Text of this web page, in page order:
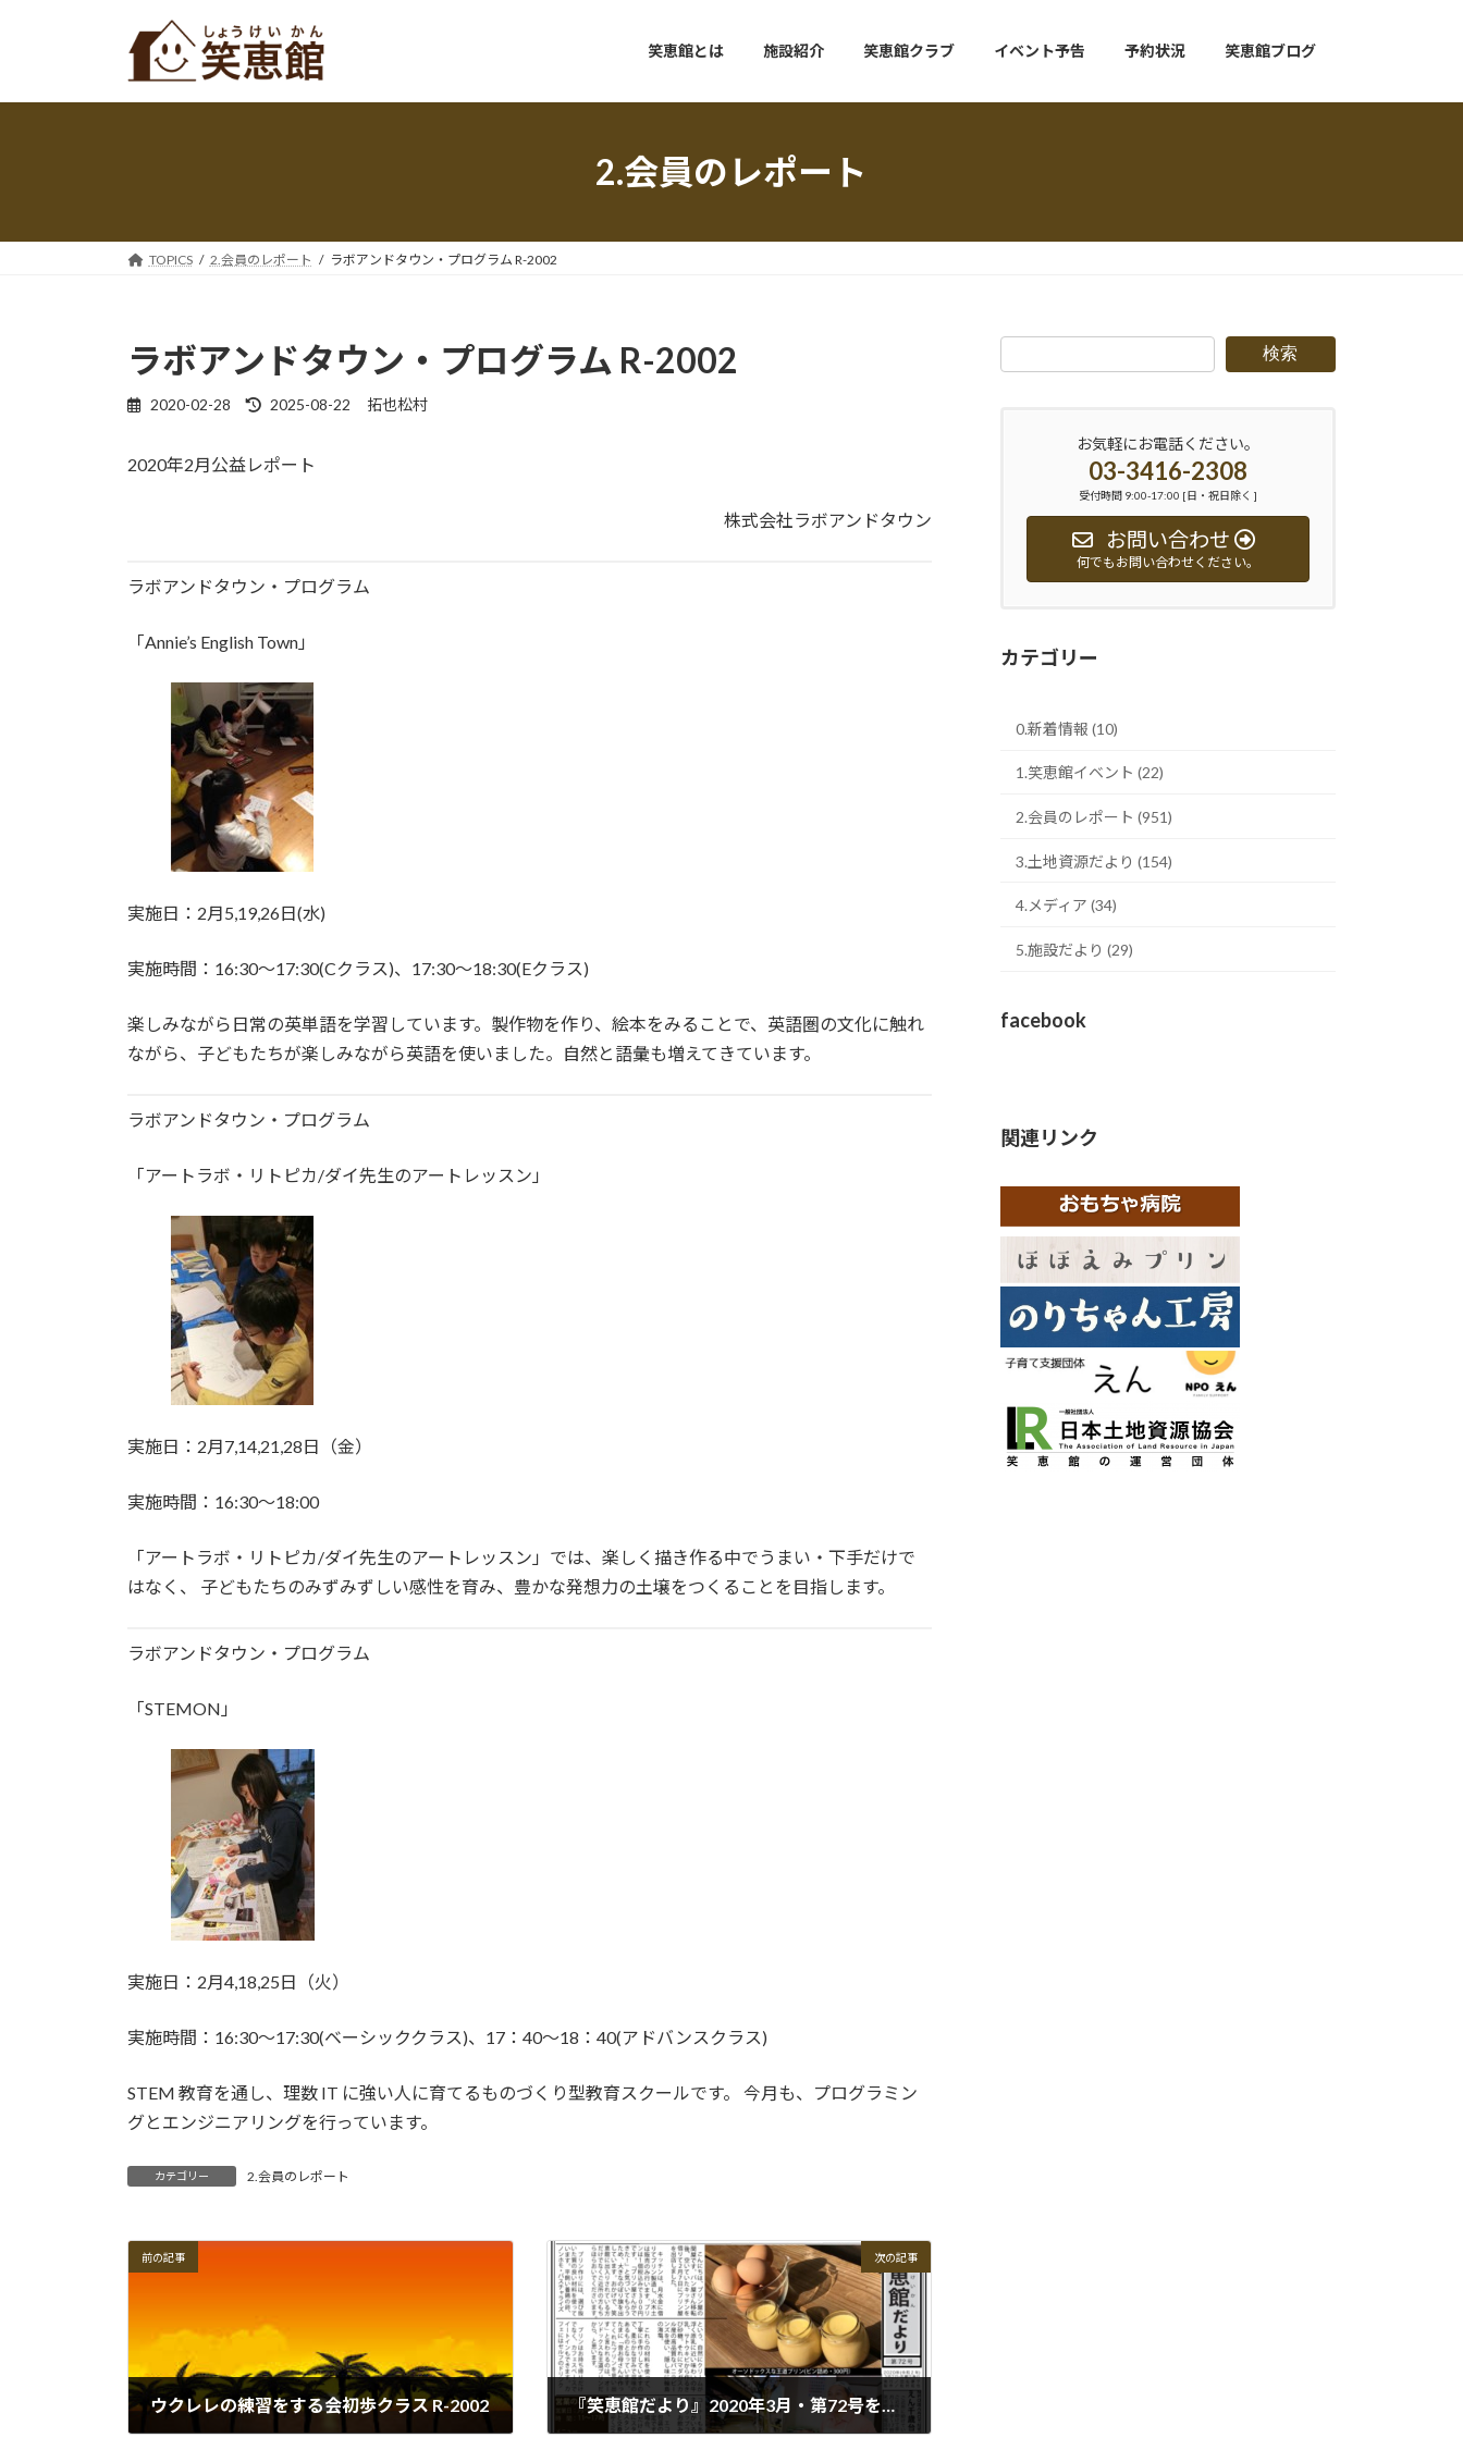
プ
動
笑恵館とは 施設紹介 笑恵館クラブ イベント予告 予約状況 笑恵館ブログ
2.会員のレポート
TOPICS 2.会員のレポート ラボアンドタウン・プログラム R-2002
ラボアンドタウン・プログラム R-2002
2020-02-28
最
新
2025-08-22 拓也松村
2020年2月公益レポート
株式会社ラボアンドタウン
ラボアンドタウン・プログラム
「Annie’s English Town」
実施日：2月5,19,26日(水)
実施時間：16:30〜17:30(Cクラス)、17:30〜18:30(Eクラス)
楽しみながら日常の英単語を学習しています。製作物を作り、絵本をみることで、英語圏の文化に触れ
ながら、子どもたちが楽しみながら英語を使いました。自然と語彙も増えてきています。
ラボアンドタウン・プログラム
「アートラボ・リトピカ/ダイ先生のアートレッスン」
実施日：2月7,14,21,28日（金）
実施時間：16:30〜18:00
「アートラボ・リトピカ/ダイ先生のアートレッスン」では、楽しく描き作る中でうまい・下手だけで
はなく、 子どもたちのみずみずしい感性を育み、豊かな発想力の土壌をつくることを目指します。
ラボアンドタウン・プログラム
「STEMON」
実施日：2月4,18,25日（火）
実施時間：16:30〜17:30(ベーシッククラス)、17：40～18：40(アドバンスクラス)
STEM 教育を通し、理数 IT に強い人に育てるものづくり型教育スクールです。 今月も、プログラミン
グとエンジニアリングを行っています。
カテゴリー 2.会員のレポート
前の記事
ウクレレの練習をする会初歩クラス R-2002
次の記事
『笑恵館だより』2020年3月・第72号を発行しました
検索
お気軽にお電話ください。
03-3416-2308
受付時間 9:00-17:00 [日・祝日除く ]
お問い合わせ
何でもお問い合わせください。
カテゴリー
0.新着情報 (10)
1.笑恵館イベント (22)
2.会員のレポート (951)
3.土地資源だより (154)
4.メディア (34)
5.施設だより (29)
facebook
関連リンク